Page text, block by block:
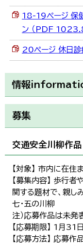
18-19ページ 保健
ン （PDF
20ページ 休日
情報
募集
交通安全川柳作品
【対象】 市内に在住
【募集内容】 歩行
関する題材で、親し
七・五の川柳
注）応募作品は未発
【応募期限】 1月31日
【応募方法】 応募作